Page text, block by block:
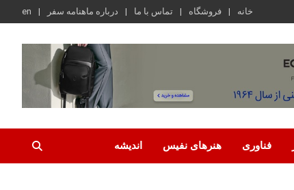
خانه فروشگاه تماس با ما درباره ماهنامه سفر en
فناوری هنرهای نفیس اندیشه